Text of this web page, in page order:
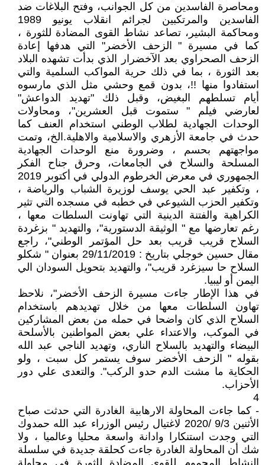
ومحاصرة الفاسدين من كل الجوانب، وفتح البلاغات ضد
الفاسدين والمرتكبين لجرائم انقلاب يونيو 1989
ومحاكمة البشير، تصاعد نشاط القوى المضادة للثورة ،
كما في مسيرة " الزحف الأخضر" التي هدفها إعادة
الزحف الصحراوي بعد الآخضرار الذي بدأت تشهده البلاد
بعد الثورة ، بما في ذلك حرية المواكب السلمية والتي
استفادوا منها !!، بدون قمع وحشي مثل الذي مارسوه
أيام تسلطهم البغيض، وقبل ذلك "تهديد الدواعش"
لعارضي فيلم " ستموت قبل العشرين"، ومحاولات
الوحدات الجهادية لطلاب الوطني استخدام العنف كما
حدث في جامعة الأزهري والاسلامية والاهلية.الخ، وتمت
مواجهتهم بحسم ، وضرورة منع الوحدات الجهادية
المسلحة والسلاح في الجامعات، وحرق جناح الفكر
الجمهوري في معرض الخرطوم الدولي في أكتوبر 2019
، وتكفير عبد الحي يوسف لوزيرة الشباب والرياضة ،
وتكفير الحزب الشيوعي في خطبه في مسجده التي تثير
الكراهية والفتنة الدينية التي تهاونت السلطات معها ،
رغم تعارضها مع " الوثيقة الدستورية"، والتهديد " بزغردة
السلاح قريب قريب بعد حل المؤتمر الوطني"، راجع
مقال حسين خوجلي بتاريخ : 29/11/2019 بعنوان " شكلو
السلاح حا سيزغرد قريب"، والتهديد بتحويل السودان الي
اليمن أو ليبيا.
في هذا الإطار جاءت مسيرة الزحف الأخضر"، نلاحظ
تهاون السلطات معها من خلال تهديدهم باستخدام
السلاح الذي كان واضحا في حمله من بعض المشاركين
في الموكب، والاعتداء علي بعض المواطنين بالأسلحة
البيضاء والتهديد بالسلاح الناري، وتهديد الناجي عبد الله
بقوله " الزحف الأخضر سوف يستمر كل سبت ، ولو
الحكاية ما مشت الدم حدو الركب". والتعدى علي دور
الأحزاب.
4
- كما جاءت المحاولة الارهابية الغادرة التي حدثت صباح
الأثنين 9/3 /2020 لاغتيال رئيس الوزراء عبد الله حمدوك
التي وجدت استنكارا وادانة واسعة محليا وعالميا ، ولا
شك أن المحاولة الغادرة جاءت كحلقة جديدة في سلسلة